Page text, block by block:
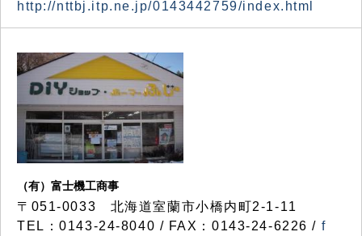
http://nttbj.itp.ne.jp/0143442759/index.html
（有）富士機工商事
〒051-0033 北海道室蘭市小橋内町2-1-11
TEL：0143-24-8040 / FAX：0143-24-6226 / f